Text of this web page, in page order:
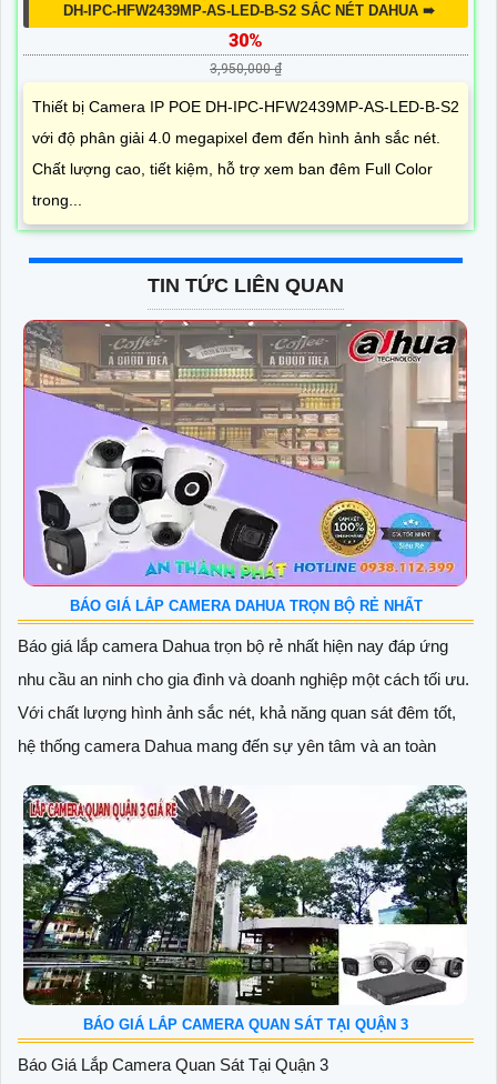
DH-IPC-HFW2439MP-AS-LED-B-S2 SẮC NÉT DAHUA ➠
30%
3,950,000 ₫
Thiết bị Camera IP POE DH-IPC-HFW2439MP-AS-LED-B-S2
với độ phân giải 4.0 megapixel đem đến hình ảnh sắc nét.
Chất lượng cao, tiết kiệm, hỗ trợ xem ban đêm Full Color
trong...
TIN TỨC LIÊN QUAN
BÁO GIÁ LẮP CAMERA DAHUA TRỌN BỘ RẺ NHẤT
Báo giá lắp camera Dahua trọn bộ rẻ nhất hiện nay đáp ứng
nhu cầu an ninh cho gia đình và doanh nghiệp một cách tối ưu.
Với chất lượng hình ảnh sắc nét, khả năng quan sát đêm tốt,
hệ thống camera Dahua mang đến sự yên tâm và an toàn
BÁO GIÁ LẮP CAMERA QUAN SÁT TẠI QUẬN 3
Báo Giá Lắp Camera Quan Sát Tại Quận 3